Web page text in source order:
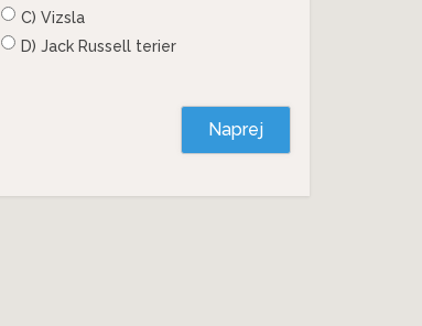
C) Vizsla
D) Jack Russell terier
Naprej